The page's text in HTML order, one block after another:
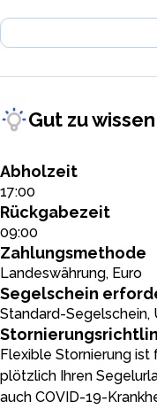
Gut zu wissen
Abholzeit
17:00
Rückgabezeit
09:00
Zahlungsmethode
Landeswährung, Euro
Segelschein
Standard-Segelschein,
Flexible Stornierung ist
plötzlich Ihren
auch COVID-19-